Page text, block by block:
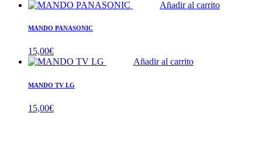
Añadir al carrito
MANDO PANASONIC
15,00€
Añadir al carrito
MANDO TV LG
15,00€